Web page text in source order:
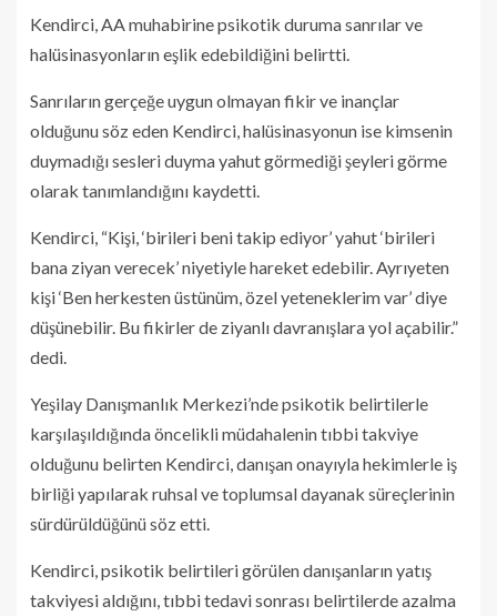
Kendirci, AA muhabirine psikotik duruma sanrılar ve
halüsinasyonların eşlik edebildiğini belirtti.
Sanrıların gerçeğe uygun olmayan fikir ve inançlar
olduğunu söz eden Kendirci, halüsinasyonun ise kimsenin
duymadığı sesleri duyma yahut görmediği şeyleri görme
olarak tanımlandığını kaydetti.
Kendirci, “Kişi, ‘birileri beni takip ediyor’ yahut ‘birileri
bana ziyan verecek’ niyetiyle hareket edebilir. Ayrıyeten
kişi ‘Ben herkesten üstünüm, özel yeteneklerim var’ diye
düşünebilir. Bu fikirler de ziyanlı davranışlara yol açabilir.”
dedi.
Yeşilay Danışmanlık Merkezi’nde psikotik belirtilerle
karşılaşıldığında öncelikli müdahalenin tıbbi takviye
olduğunu belirten Kendirci, danışan onayıyla hekimlerle iş
birliği yapılarak ruhsal ve toplumsal dayanak süreçlerinin
sürdürüldüğünü söz etti.
Kendirci, psikotik belirtileri görülen danışanların yatış
takviyesi aldığını, tıbbi tedavi sonrası belirtilerde azalma